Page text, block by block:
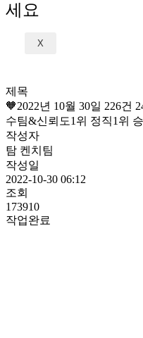
X
세요
제목
🧡2022년 10월 30일 226건
수팀&신뢰도1위 정직1위
작성자
탐 켄치팀
작성일
2022-10-30 06:12
조회
173910
작업완료